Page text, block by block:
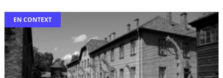
EN CONTEXT